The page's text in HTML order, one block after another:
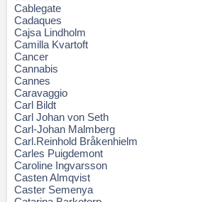
Cablegate
Cadaques
Cajsa Lindholm
Camilla Kvartoft
Cancer
Cannabis
Cannes
Caravaggio
Carl Bildt
Carl Johan von Seth
Carl-Johan Malmberg
Carl.Reinhold Bråkenhielm
Carles Puigdemont
Caroline Ingvarsson
Casten Almqvist
Caster Semenya